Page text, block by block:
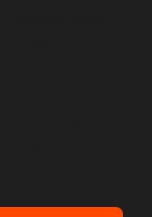
um sich
Die integrierte
erhöht